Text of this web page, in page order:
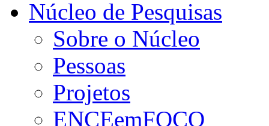
Núcleo de Pesquisas
Sobre o Núcleo
Pessoas
Projetos
ENCEemFOCO